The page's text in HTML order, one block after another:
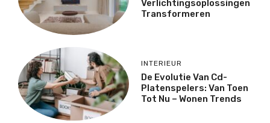
Verlichtingsoplossingen
Transformeren
INTERIEUR
De Evolutie Van Cd-
Platenspelers: Van Toen
Tot Nu – Wonen Trends